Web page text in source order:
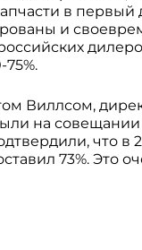
в
и
Виллсом,
на
что в
73%. Это